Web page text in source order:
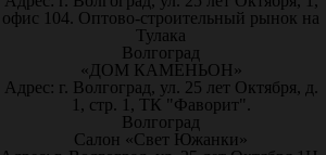
офис 104. Оптово-строительный рынок на
Тулака
Волгоград
«ДОМ КАМЕНЬОН»
Адрес: г. Волгоград, ул. 25 лет Октября, д.
1, стр. 1, ТК "Фаворит".
Волгоград
Салон «Свет Южанки»